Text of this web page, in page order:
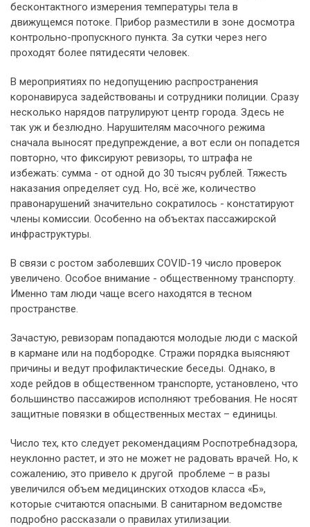
бесконтактного измерения температуры тела в
движущемся потоке. Прибор разместили в зоне досмотра
контрольно-пропускного пункта. За сутки через него
проходят более пятидесяти человек.
В мероприятиях по недопущению распространения
коронавируса задействованы и сотрудники полиции. Сразу
несколько нарядов патрулируют центр города. Здесь не
так уж и безлюдно. Нарушителям масочного режима
сначала выносят предупреждение, а вот если он попадется
повторно, что фиксируют ревизоры, то штрафа не
избежать: сумма - от одной до 30 тысяч рублей. Тяжесть
наказания определяет суд. Но, всё же, количество
правонарушений значительно сократилось - констатируют
члены комиссии. Особенно на объектах пассажирской
инфраструктуры.
В связи с ростом заболевших COVID-19 число проверок
увеличено. Особое внимание - общественному транспорту.
Именно там люди чаще всего находятся в тесном
пространстве.
Зачастую, ревизорам попадаются молодые люди с маской
в кармане или на подбородке. Стражи порядка выясняют
причины и ведут профилактические беседы. Однако, в
ходе рейдов в общественном транспорте, установлено, что
большинство пассажиров исполняют требования. Не носят
защитные повязки в общественных местах – единицы.
Число тех, кто следует рекомендациям Роспотребнадзора,
неуклонно растет, и это не может не радовать врачей. Но, к
сожалению, это привело к другой проблеме – в разы
увеличился объем медицинских отходов класса «Б»,
которые считаются опасными. В санитарном ведомстве
подробно рассказали о правилах утилизации.